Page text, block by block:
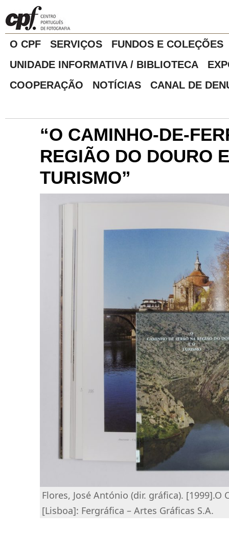
O CPF SERVIÇOS
FUNDOS E COLEÇÕES
UNIDADE INFORMATIVA / BIBLIOTECA
COOPERAÇÃO
NOTÍCIAS CANAL DE
“O CAMINHO-DE-
REGIÃO DO DOURO
TURISMO”
Flores, José António (dir. gráfica).
[Lisboa]: Fergráfica – Artes Gráficas S.A.